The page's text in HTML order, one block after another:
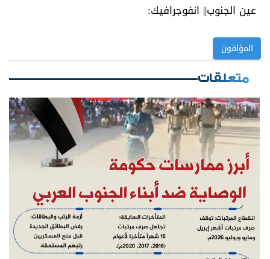
عين الجنوب|| انفوجرافيك:
المؤلفون
متعلقات